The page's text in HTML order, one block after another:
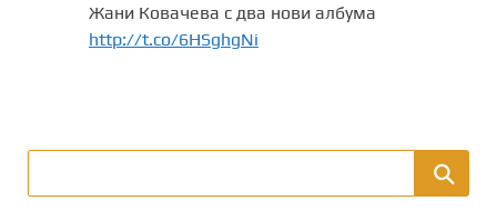
Жани Ковачева с два нови албума
http://t.co/6HSghgNi